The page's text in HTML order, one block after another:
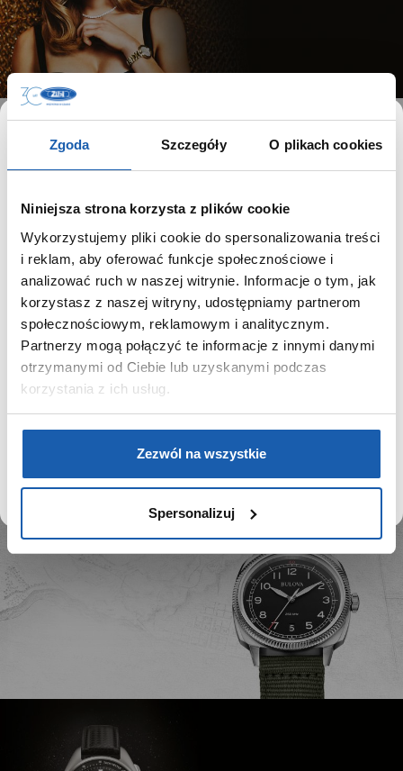
Zgoda Szczegóły O plikach cookies
Niniejsza strona korzysta z plików cookie
Wykorzystujemy pliki cookie do spersonalizowania treści
i reklam, aby oferować funkcje społecznościowe i
analizować ruch w naszej witrynie. Informacje o tym, jak
korzystasz z naszej witryny, udostępniamy partnerom
społecznościowym, reklamowym i analitycznym.
Partnerzy mogą połączyć te informacje z innymi danymi
otrzymanymi od Ciebie lub uzyskanymi podczas
korzystania z ich usług.
Zezwól na wszystkie
Spersonalizuj
PIONIER ROZWIĄZAŃ
Stały rozwój marki Bulova prowadzi
do pionierskich rozwiązań i ciekawych
połączeń.
Ekskluzywne zegarki w sportowej wersji posiadają
gumowe paski. Niezwykle okazale prezentuje się
kolekcja Harley Davidson, która idealnie jednej z
najbardziej rozpoznawalnej i niezawodnej marki
SZANOWNY UŻYTKOWNIKU,
SZANOWNA UŻYTKOWNICZKO
Używamy plików cookie w celach analitycznych,
statystycznych i marketingowych, w tym aby analizować
ruch w tej witrynie, optymalizować jej działanie oraz
zapamiętywać Twoje preferencje.